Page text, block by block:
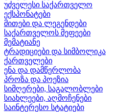
უძველესი საქართველო
ექსპონატები
მითები და ლეგენდები
საქართველოს მეფეები
მემატიანე
ტრადიციები და სიმბოლიკა
ქართველები
ენა და დამწერლობა
პროზა და პოეზია
სიმღერები, საგალობლები
სიახლეები, აღმოჩენები
საინტერესო სტატიები